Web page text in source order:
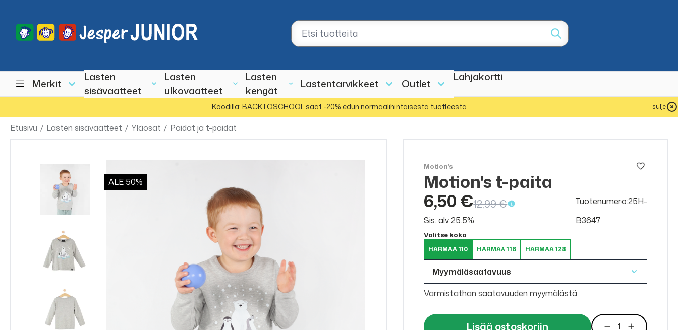
Merkit
Lasten
sisävaatteet
Lasten
ulkovaatteet
Lasten
kengät
Lastentarvikkeet Outlet
Lahjakortti
Koodilla: BACKTOSCHOOL saat -20% edun normaalihintaisesta tuotteesta sulje
Etusivu / Lasten sisävaatteet / Yläosat / Paidat ja t-paidat
ALE 50%
Motion's
Motion's t-paita
6,50 €12,99 €
Sis. alv 25.5%
Tuotenumero:25H-
B3647
Valitse koko
HARMAA 110 HARMAA 116 HARMAA 128
Myymäläsaatavuus
Varmistathan saatavuuden myymälästä
Lisää ostoskoriin